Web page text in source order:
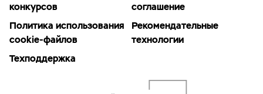
конкурсов
соглашение
Политика использования
cookie-файлов
Рекомендательные
технологии
Техподдержка